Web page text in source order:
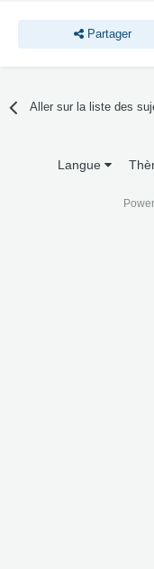
Partager
Aller sur la liste des
Langue